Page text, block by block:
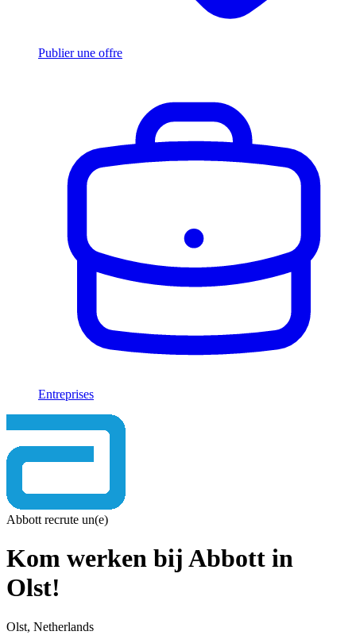
Publier une offre
Entreprises
Abbott recrute un(e)
Kom werken bij Abbott in
Olst!
Olst, Netherlands